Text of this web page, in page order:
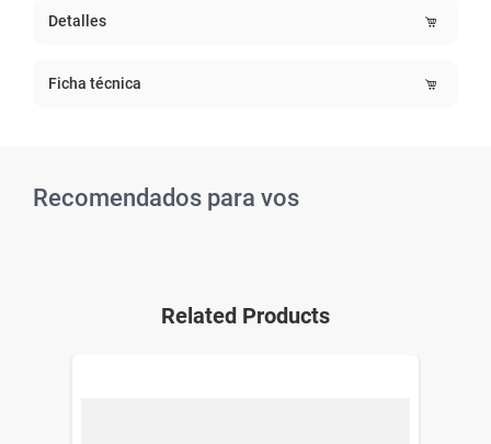
Detalles
Ficha técnica
Recomendados para vos
Related Products